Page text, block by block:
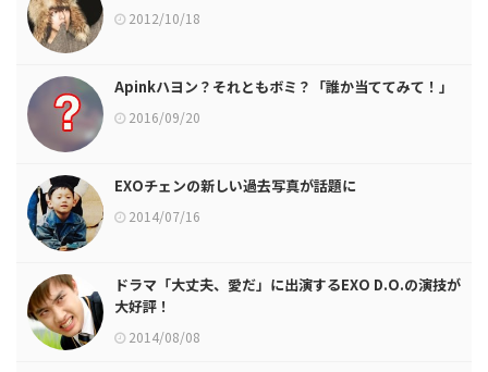
2012/10/18
Apinkハヨン？それともボミ？「誰か当ててみて！」
2016/09/20
EXOチェンの新しい過去写真が話題に
2014/07/16
ドラマ「大丈夫、愛だ」に出演するEXO D.O.の演技が
大好評！
2014/08/08